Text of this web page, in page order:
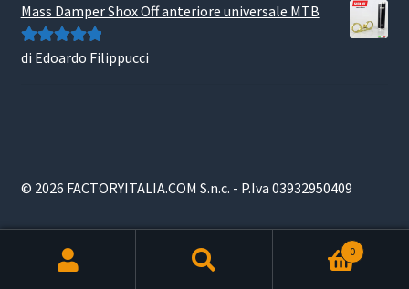
Mass Damper Shox Off anteriore universale MTB
Valutato5su
di Edoardo Filippucci
© 2026 FACTORYITALIA.COM S.n.c. - P.Iva 03932950409
Products
0